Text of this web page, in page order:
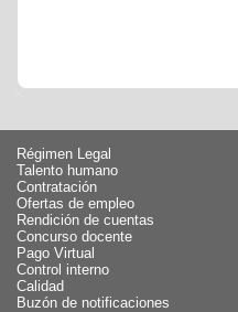
Régimen Legal
Talento humano
Contratación
Ofertas de empleo
Rendición de cuentas
Concurso docente
Pago Virtual
Control interno
Calidad
Buzón de notificaciones